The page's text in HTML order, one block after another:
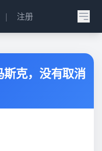
| 注册
斯克，没有取消